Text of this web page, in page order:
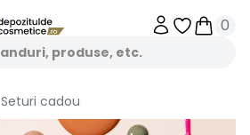
Obiecte
0
Seturi cadou